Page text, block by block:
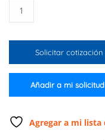
para
más
grandes
fotómetros
de
series
Solicitar cotización
Añadir a mi
Agregar a mi lista